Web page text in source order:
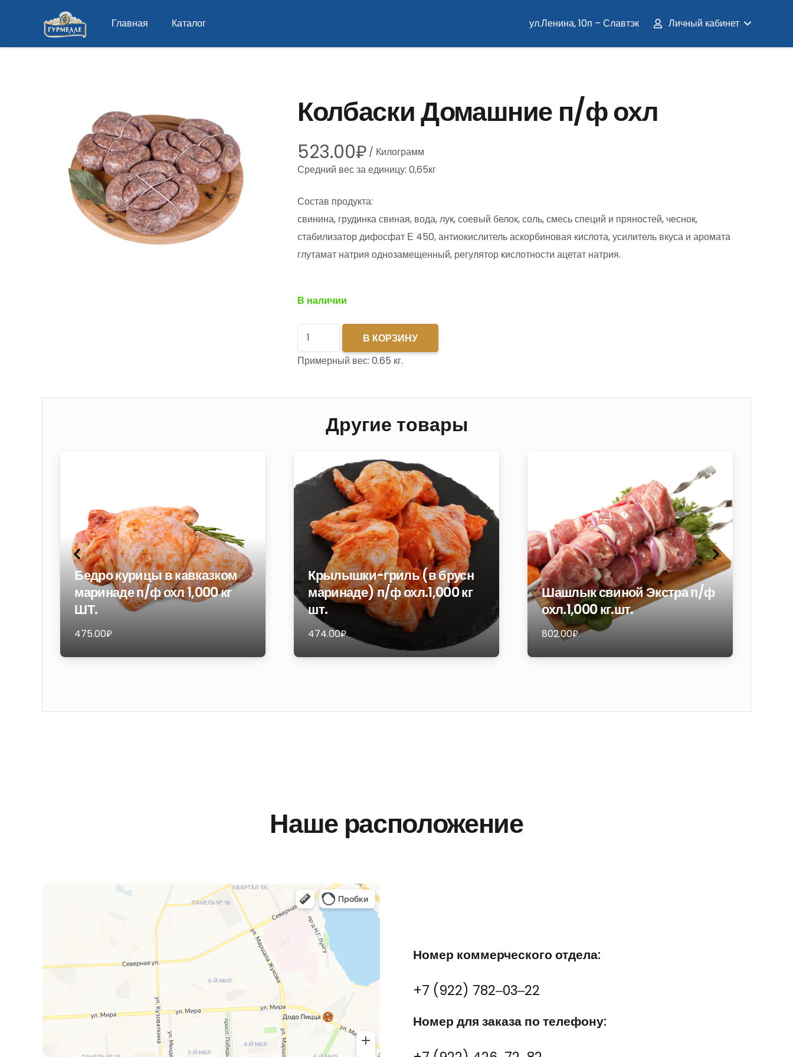
Главная Каталог ул.Ленина, 10п – Славтэк Личный кабинет
Колбаски Домашние п/ф охл
523.00₽ / Килограмм
Средний вес за единицу: 0,65кг
Состав продукта:
свинина, грудинка свиная, вода, лук, соевый белок, соль, смесь специй и пряностей, чеснок,
стабилизатор дифосфат Е 450, антиокислитель аскорбиновая кислота, усилитель вкуса и аромата
глутамат натрия однозамещенный, регулятор кислотности ацетат натрия.
В наличии
Количество
товара
Колбаски
п/
В КОРЗИНУ
Примерный вес: 0.65 кг.
Другие товары
Бедро курицы в кавказком
маринаде п/ф охл 1,000 кг
ШТ.
475.00₽
Крылышки-гриль (в брусн
маринаде) п/ф охл.1,000 кг
шт.
474.00₽
Шашлык свиной Экстра п/ф
охл.1,000 кг.шт.
802.00₽
Наше расположение
Номер коммерческого отдела:
+7 (922) 782‒03‒22
Номер для заказа по телефону: